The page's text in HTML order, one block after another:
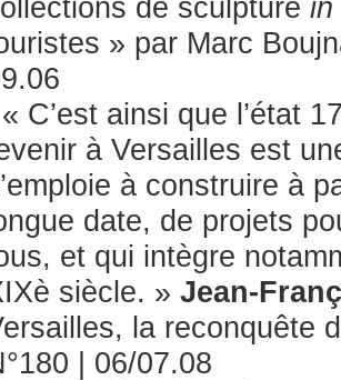
de sculpture in
» par Marc
« C’est ainsi que l’état
à Versailles est
à construire à
date, de projets
et qui intègre
siècle. » Jean-
la reconquête
| 06/07.08